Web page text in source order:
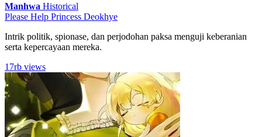
Manhwa Historical
Please Help Princess Deokhye
Intrik politik, spionase, dan perjodohan paksa menguji keberanian
serta kepercayaan mereka.
17rb views